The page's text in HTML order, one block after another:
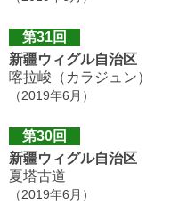
第31回
新疆ウィグル自治区
喀拉峻（カラジュン）
（2019年6月）
第30回
新疆ウィグル自治区
夏塔古道
（2019年6月）